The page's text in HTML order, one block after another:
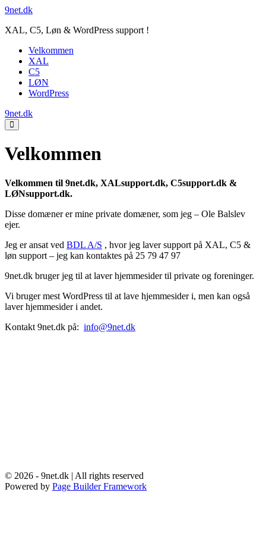
Spring
indhold
9net.dk
XAL, C5, Løn & WordPress support !
Velkommen
XAL
C5
LØN
WordPress
9net.dk
Menu
Velkommen
Velkommen til 9net.dk, XALsupport.dk, C5support.dk &
LØNsupport.dk.
Disse domæner er mine private domæner, som jeg – Ole Balslev
ejer.
Jeg er ansat ved BDL A/S , hvor jeg laver support på XAL, C5 &
løn support – jeg kan kontaktes på 25 79 47 97
9net.dk bruger jeg til at laver hjemmesider til private og foreninger.
Vi bruger mest WordPress til at lave hjemmesider i, men kan også
laver hjemmesider i andet.
Kontakt 9net.dk på: info@9net.dk
© 2026 - 9net.dk | All rights reserved
Powered by Page Builder Framework